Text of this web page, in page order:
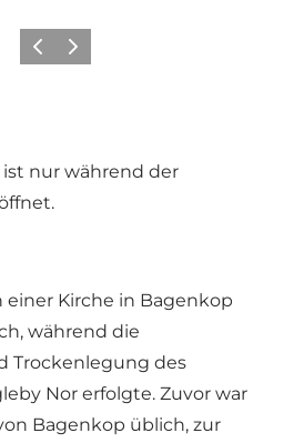
ZurückWeiter
nur während der
einer Kirche in Bagenkop
während die
Trockenlegung des
Nor erfolgte. Zuvor war
Bagenkop üblich, zur